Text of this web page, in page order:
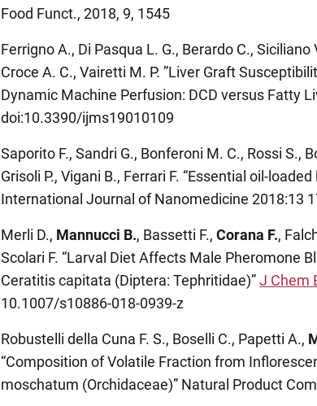
Food Funct., 2018, 9, 1545
Ferrigno A., Di Pasqua L. G., Berardo C., Siciliano
Croce A. C., Vairetti M. P. ”Liver Graft
Dynamic Machine Perfusion: DCD versus Fatty
doi:10.3390/ijms19010109
Saporito F., Sandri G., Bonferoni M. C., Rossi S.,
Grisoli P., Vigani B., Ferrari F. “Essential oil-
International Journal of Nanomedicine 2018:13
Merli D., Mannucci B., Bassetti F., Corana F.,
Scolari F. “Larval Diet Affects Male Pheromone
Ceratitis capitata (Diptera: Tephritidae)”J Chem
10.1007/s10886-018-0939-z
Robustelli della Cuna F. S., Boselli C., Papetti A.,
“Composition of Volatile Fraction from
moschatum (Orchidaceae)” Natural Product